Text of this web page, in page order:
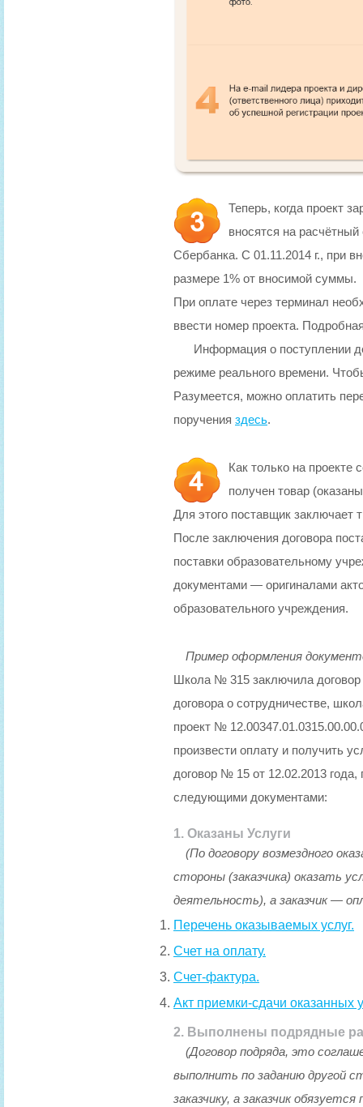
Теперь, когда проект
вносятся на
Сбербанка. С 01.11.2014 г., при
размере 1% от вносимой суммы.
При оплате через терминал
ввести номер проекта.
Информация о поступлении
режиме реального времени.
Разумеется, можно оплатить
поручения здесь.
Как только на
получен товар
Для этого поставщик заключает
После заключения договора
поставки образовательному
документами — оригиналами
образовательного учреждения.
Пример оформления
Школа № 315 заключила
договора о сотрудничестве,
проект №
произвести оплату и получить
договор № 15 от 12.02.2013
следующими документами:
1. Оказаны Услуги
(По договору возмездного
стороны (заказчика) оказать
деятельность), а заказчик —
Перечень оказываемых услуг.
Счет на оплату.
Счет-фактура.
Акт приемки-сдачи оказанных
2. Выполнены подрядные
(Договор подряда, это
выполнить по заданию другой
заказчику, а заказчик